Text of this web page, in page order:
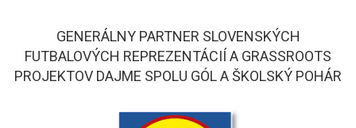
GENERÁLNY PARTNER SLOVENSKÝCH
FUTBALOVÝCH REPREZENTÁCIÍ A GRASSROOTS
PROJEKTOV DAJME SPOLU GÓL A ŠKOLSKÝ POHÁR